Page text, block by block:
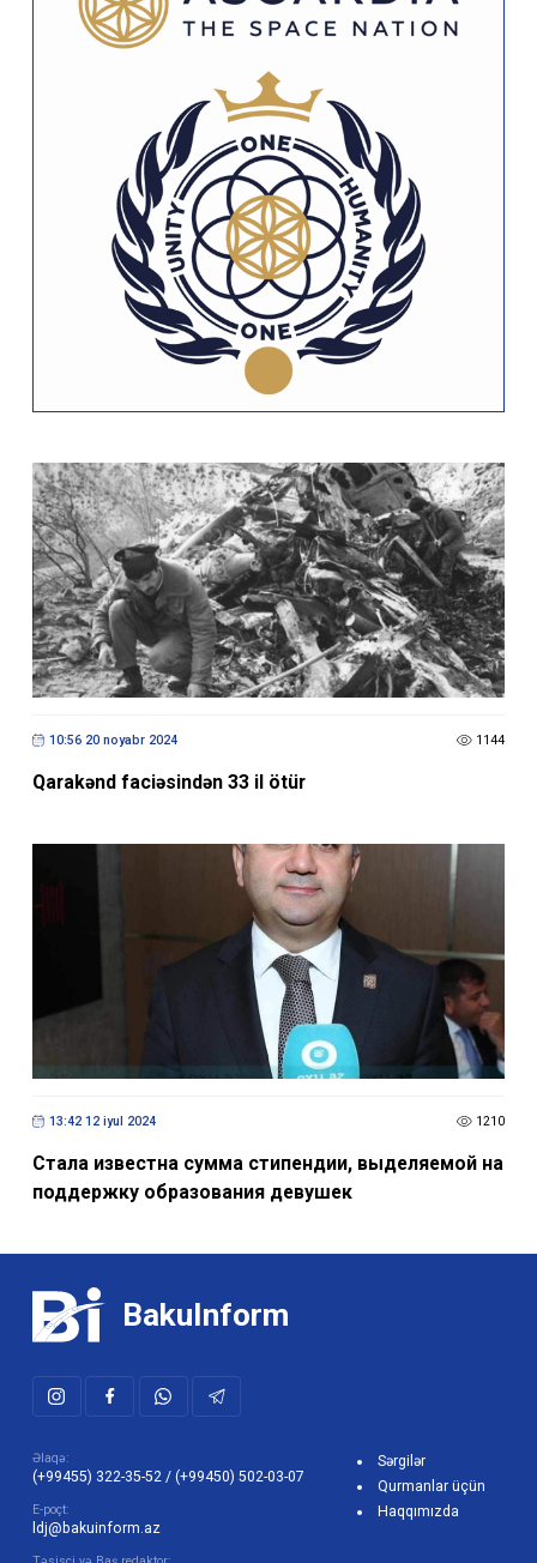
10:56 20 noyabr 2024 1144
Qarakənd faciəsindən 33 il ötür
13:42 12 iyul 2024 1210
Стала известна сумма стипендии, выделяемой на
поддержку образования девушек
BakuInform
Əlaqə:
(+99455) 322-35-52/ (+99450) 502-03-07
E-poçt:
ldj@bakuinform.az
Sərgilər
Qurmanlar üçün
Haqqımızda